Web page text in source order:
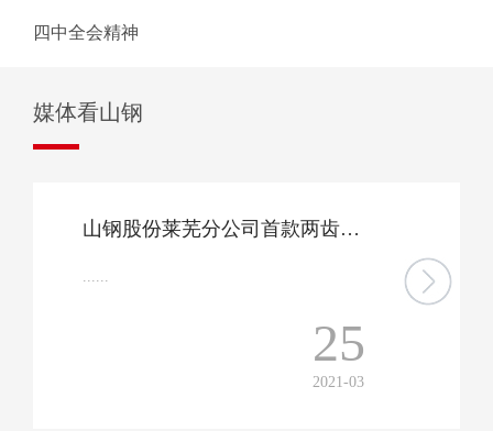
四中全会精神
媒体看山钢
山钢股份莱芜分公司首款两齿履带钢填补山东省内空白
......
25
2021-03